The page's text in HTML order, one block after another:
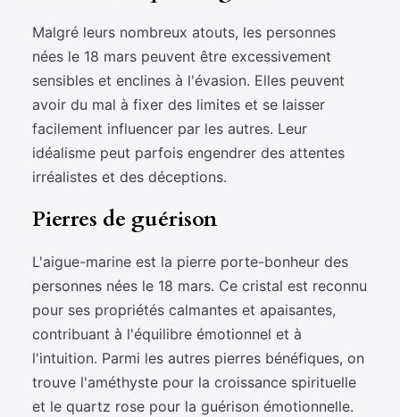
Malgré leurs nombreux atouts, les personnes
nées le 18 mars peuvent être excessivement
sensibles et enclines à l'évasion. Elles peuvent
avoir du mal à fixer des limites et se laisser
facilement influencer par les autres. Leur
idéalisme peut parfois engendrer des attentes
irréalistes et des déceptions.
Pierres de guérison
L'aigue-marine est la pierre porte-bonheur des
personnes nées le 18 mars. Ce cristal est reconnu
pour ses propriétés calmantes et apaisantes,
contribuant à l'équilibre émotionnel et à
l'intuition. Parmi les autres pierres bénéfiques, on
trouve l'améthyste pour la croissance spirituelle
et le quartz rose pour la guérison émotionnelle.